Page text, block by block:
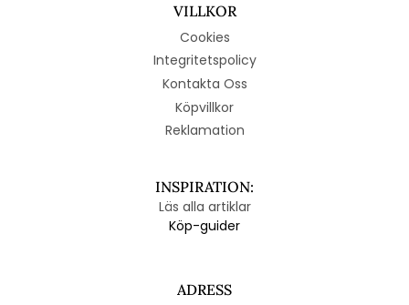
VILLKOR
Cookies
Integritetspolicy
Kontakta Oss
Köpvillkor
Reklamation
INSPIRATION:
Läs alla artiklar
Köp-guider
ADRESS